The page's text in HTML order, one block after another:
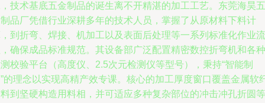
技术基底五金制品的诞生离不开精湛的加工工艺。东莞海昊五
品厂凭借行业深耕多年的技术人员，掌握了从原材料下料计
到折弯、焊接、机加工以及表面后处理等一系列标准化作业流
确保成品标准规范。其设备部广泛配置精密数控折弯机和各种
校验平台（高度仪、2.5次元检测仪等型号），秉持“智能制
的理念以实现高精产效专课。核心的加工厚度窗口覆盖金属软
到坚硬构造用料相，并可适应多种复杂部位的冲击冲孔折圆等